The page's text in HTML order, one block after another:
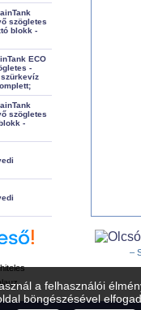
a felhasználói
böngészésével
szögletes
blokk -
ECO
-
szögletes
-
–